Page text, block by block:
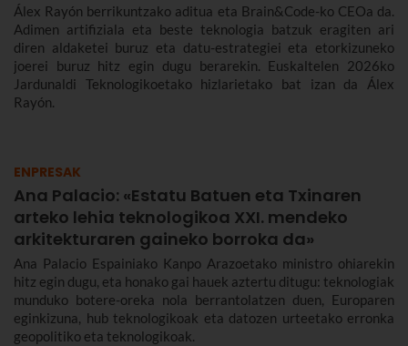
Álex Rayón berrikuntzako aditua eta Brain&Code-ko CEOa da.
Adimen artifiziala eta beste teknologia batzuk eragiten ari
diren aldaketei buruz eta datu-estrategiei eta etorkizuneko
joerei buruz hitz egin dugu berarekin. Euskaltelen 2026ko
Jardunaldi Teknologikoetako hizlarietako bat izan da Álex
Rayón.
ENPRESAK
Ana Palacio: «Estatu Batuen eta Txinaren
arteko lehia teknologikoa XXI. mendeko
arkitekturaren gaineko borroka da»
Ana Palacio Espainiako Kanpo Arazoetako ministro ohiarekin
hitz egin dugu, eta honako gai hauek aztertu ditugu: teknologiak
munduko botere-oreka nola berrantolatzen duen, Europaren
eginkizuna, hub teknologikoak eta datozen urteetako erronka
geopolitiko eta teknologikoak.